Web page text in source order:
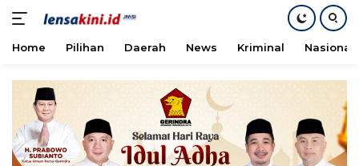
konten
Home Pilihan Daerah News Kriminal Nasional